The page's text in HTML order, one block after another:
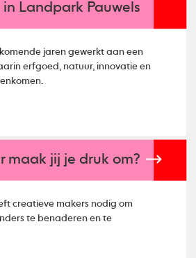
in Landpark Pauwels
jaren gewerkt aan een
erfgoed, natuur, innovatie en
maak jij je druk om?
creatieve makers nodig om
te benaderen en te